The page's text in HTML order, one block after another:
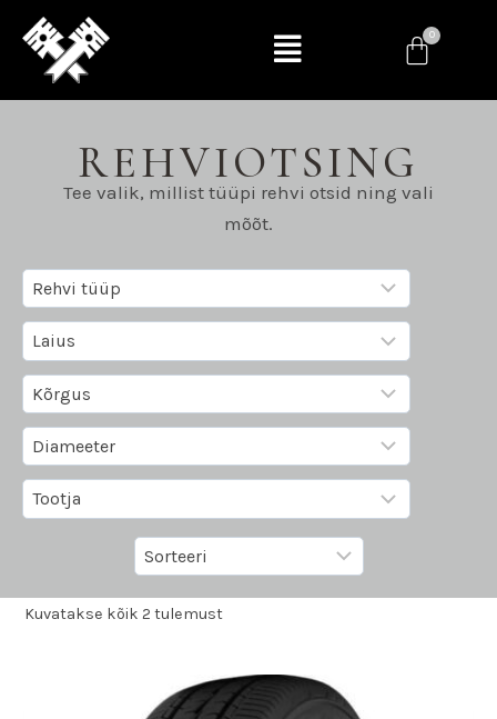
REHVIOTSING
Tee valik, millist tüüpi rehvi otsid ning vali
mõõt.
Kuvatakse kõik 2 tulemust